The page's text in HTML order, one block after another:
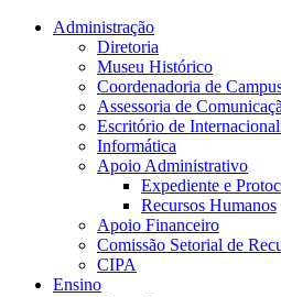
Conteúdo principal Menu principal
Administração
Diretoria
Museu Histórico
Coordenadoria de
Assessoria de
Escritório de
Informática
Apoio Administrativo
Expediente e
Recursos Humanos
Apoio Financeiro
Comissão Setorial de
CIPA
Ensino